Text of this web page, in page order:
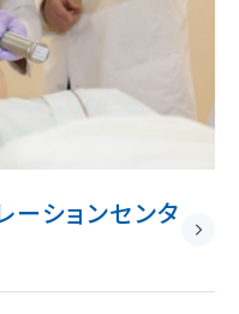
ーションセンタ